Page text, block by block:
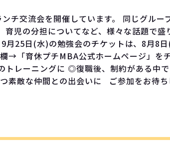
チ交流会を開催しています。 同じグルー
育児の分担についてなど、様々な話題で盛
25日(水)の勉強会のチケットは、8月8
→「育休プチMBA公式ホームページ」
トレーニングに ◎復職後、制約がある中
素敵な仲間との出会いに ご参加をお待ち